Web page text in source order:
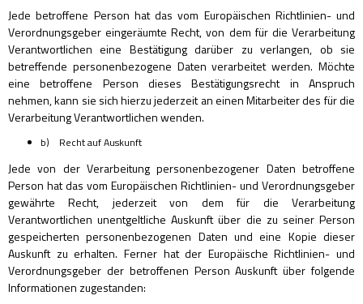
Jede betroffene Person hat das vom Europäischen Richtlinien- und
Verordnungsgeber eingeräumte Recht, von dem für die Verarbeitung
Verantwortlichen eine Bestätigung darüber zu verlangen, ob sie
betreffende personenbezogene Daten verarbeitet werden. Möchte
eine betroffene Person dieses Bestätigungsrecht in Anspruch
nehmen, kann sie sich hierzu jederzeit an einen Mitarbeiter des für die
Verarbeitung Verantwortlichen wenden.
b) Recht auf Auskunft
Jede von der Verarbeitung personenbezogener Daten betroffene
Person hat das vom Europäischen Richtlinien- und Verordnungsgeber
gewährte Recht, jederzeit von dem für die Verarbeitung
Verantwortlichen unentgeltliche Auskunft über die zu seiner Person
gespeicherten personenbezogenen Daten und eine Kopie dieser
Auskunft zu erhalten. Ferner hat der Europäische Richtlinien- und
Verordnungsgeber der betroffenen Person Auskunft über folgende
Informationen zugestanden: